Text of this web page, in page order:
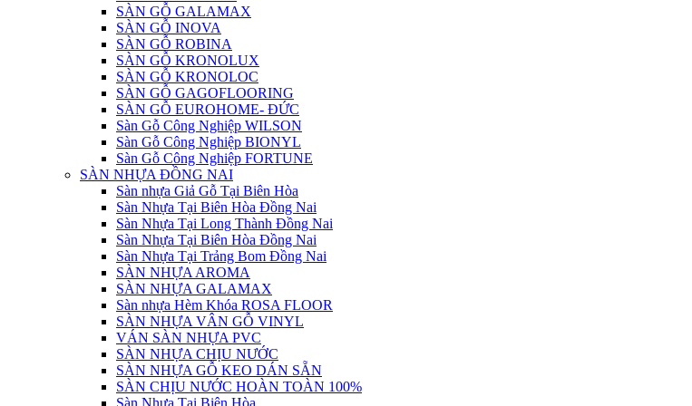
SÀN GỖ GALAMAX
SÀN GỖ INOVA
SÀN GỖ ROBINA
SÀN GỖ KRONOLUX
SÀN GỖ KRONOLOC
SÀN GỖ GAGOFLOORING
SÀN GỖ EUROHOME- ĐỨC
Sàn Gỗ Công Nghiệp WILSON
Sàn Gỗ Công Nghiệp BIONYL
Sàn Gỗ Công Nghiệp FORTUNE
SÀN NHỰA ĐỒNG NAI
Sàn nhựa Giả Gỗ Tại Biên Hòa
Sàn Nhựa Tại Biên Hòa Đồng Nai
Sàn Nhựa Tại Long Thành Đồng Nai
Sàn Nhựa Tại Biên Hòa Đồng Nai
Sàn Nhựa Tại Trảng Bom Đồng Nai
SÀN NHỰA AROMA
SÀN NHỰA GALAMAX
Sàn nhựa Hèm Khóa ROSA FLOOR
SÀN NHỰA VÂN GỖ VINYL
VÁN SÀN NHỰA PVC
SÀN NHỰA CHỊU NƯỚC
SÀN NHỰA GỖ KEO DÁN SẴN
SÀN CHỊU NƯỚC HOÀN TOÀN 100%
Sàn Nhựa Tại Biên Hòa